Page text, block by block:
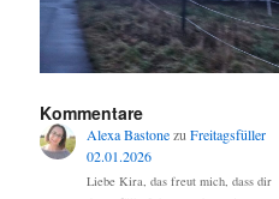
Kommentare
Alexa Bastonezu Freitagsfüller
02.01.2026
Liebe Kira, das freut mich, dass dir